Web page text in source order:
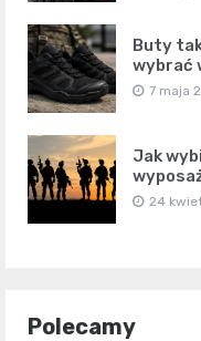
Buty
wybrać
7 maja
Jak
24
Polecamy